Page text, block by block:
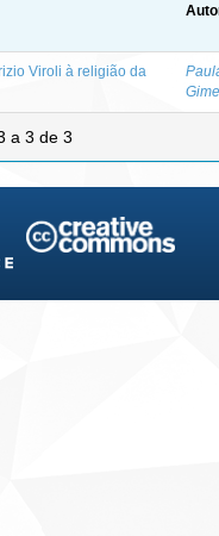
Viroli à religião da
a 3 de 3